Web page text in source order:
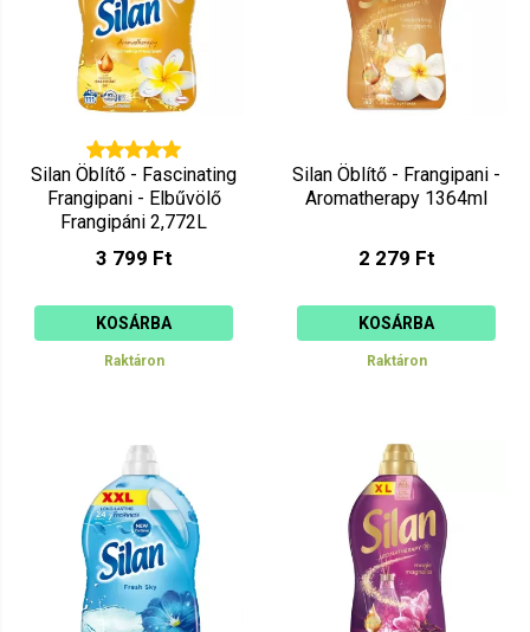
Silan Öblítő - Fascinating
Frangipani - Elbűvölő
Frangipáni 2,772L
3 799 Ft
KOSÁRBA
Raktáron
Silan Öblítő - Frangipani -
Aromatherapy 1364ml
2 279 Ft
KOSÁRBA
Raktáron